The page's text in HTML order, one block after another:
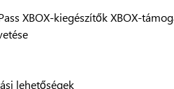
XBOX-kiegészítőkXBOX-
lehetőségek